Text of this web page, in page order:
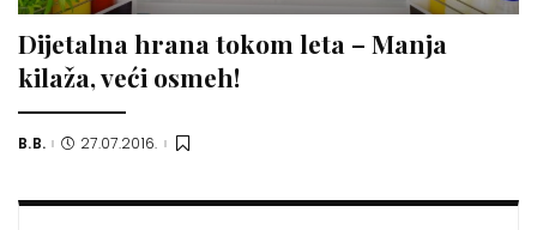
Dijetalna hrana tokom leta – Manja
kilaža, veći osmeh!
Posted
B.B. 27.07.2016.